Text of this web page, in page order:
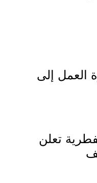
العمل إلى
تعلن